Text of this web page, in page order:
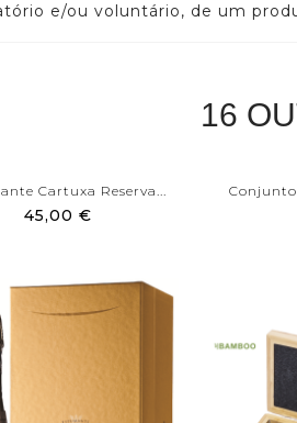
e/ou voluntário, de um
16
Cartuxa Reserva...
45,00 €
Conjunto